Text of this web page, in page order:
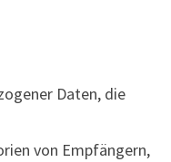
Daten, die
von Empfängern,